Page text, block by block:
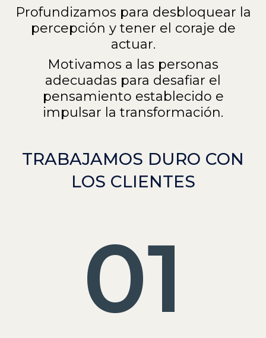
Profundizamos para desbloquear la
percepción y tener el coraje de
actuar.
Motivamos a las personas
adecuadas para desafiar el
pensamiento establecido e
impulsar la transformación.
TRABAJAMOS DURO CON
LOS CLIENTES
01